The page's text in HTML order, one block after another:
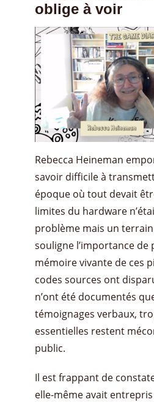
oblige à voir
Rebecca Heineman
savoir difficile à
époque où tout devait
limites du hardware
problème mais un terrain
souligne l’importance de
mémoire vivante de ces
codes sources ont
n’ont été documentés
témoignages verbaux,
essentielles restent
public.
Il est frappant de
elle-même avait entrepris